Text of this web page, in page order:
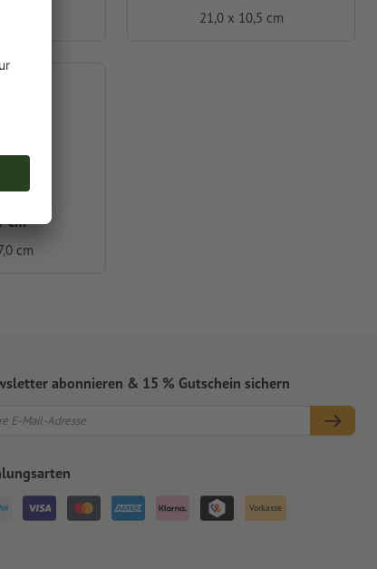
cm 21,0 x 10,5 cm
cm
cm
abonnieren & 15 % Gutschein sichern
Vorkasse